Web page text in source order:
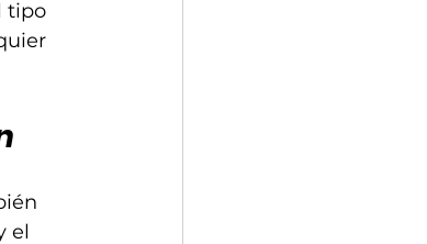
tipo
el